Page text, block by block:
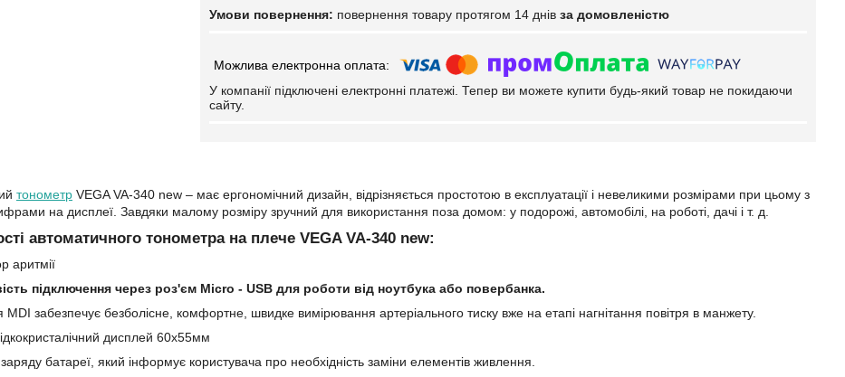
повернення товару протягом 14 днів за домовленістю
У компанії підключені електронні платежі. Тепер ви можете купити будь-який товар не покидаючи
сайту.
тонометр VEGA VA-340 new – має ергономічний дизайн, відрізняється простотою в експлуатації і невеликими розмірами при цьому з
на дисплеї. Завдяки малому розміру зручний для використання поза домом: у подорожі, автомобілі, на роботі, дачі і т. д.
автоматичного тонометра на плече VEGA VA-340 new:
аритмії
підключення через роз'єм Micro - USB для роботи від ноутбука або повербанка.
MDI забезпечує безболісне, комфортне, швидке вимірювання артеріального тиску вже на етапі нагнітання повітря в манжету.
дисплей 60х55мм
батареї, який інформує користувача про необхідність заміни елементів живлення.